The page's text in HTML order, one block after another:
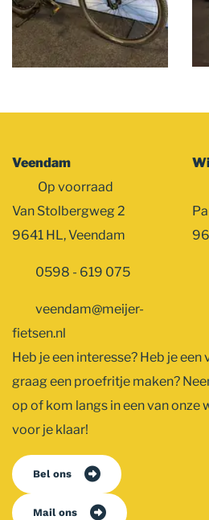
Veendam
Op voorraad
Van Stolbergweg 2
9641 HL, Veendam
0598 - 619 075
veendam@meijer-
fietsen.nl
Heb je een interesse? Heb je
graag een proefritje maken?
op of kom langs in een van onze
voor je klaar!
Bel ons
Mail ons